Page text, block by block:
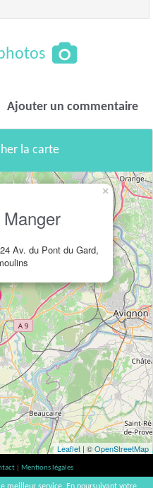
Ajouter un commentaire
la carte
Av. du Pont du Gard,
×
Leaflet | ©OpenStreetMap
Mentions légales
à consommer avec modération. |